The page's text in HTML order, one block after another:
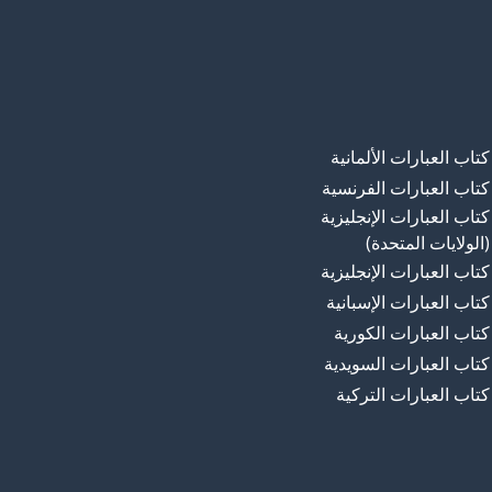
كتاب العبارات الألمانية
كتاب العبارات الفرنسية
كتاب العبارات الإنجليزية
(الولايات المتحدة)
كتاب العبارات الإنجليزية
كتاب العبارات الإسبانية
كتاب العبارات الكورية
كتاب العبارات السويدية
كتاب العبارات التركية